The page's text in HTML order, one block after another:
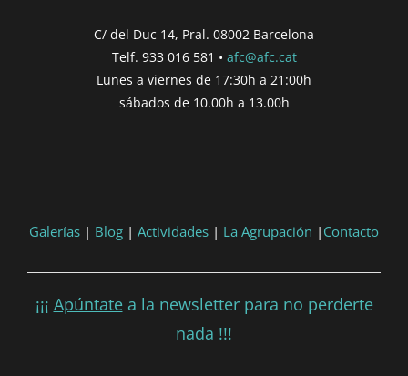
C/ del Duc 14, Pral. 08002 Barcelona
Telf. 933 016 581 • afc@afc.cat
Lunes a viernes de 17:30h a 21:00h
sábados de 10.00h a 13.00h
Galerías | Blog | Actividades | La Agrupación | Contacto
¡¡¡ Apúntatea la newsletter para no perderte
nada !!!